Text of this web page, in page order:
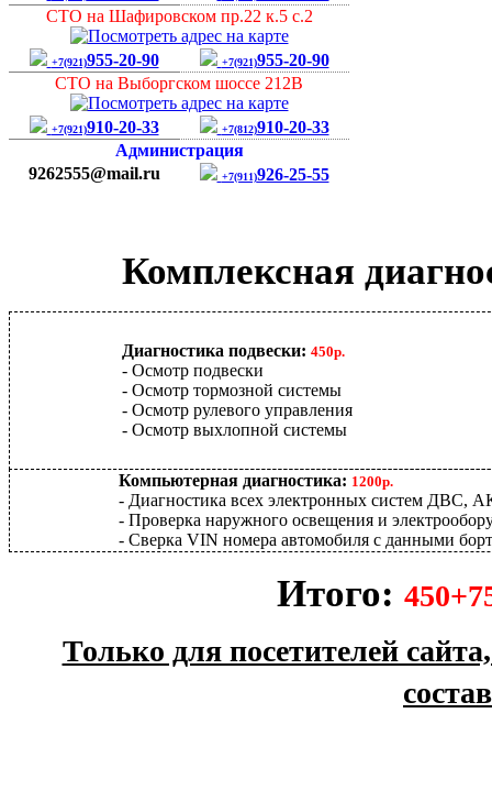
СТО на Шафировском пр.22 к.5 с.2
+7(921)955-20-90 +7(921)955-20-90
СТО на Выборгском шоссе 212В
+7(921)910-20-33 +7(812)910-20-33
Администрация
9262555@mail.ru
+7(911)926-25-55
Комплексная
Диагностика подвески: 450р.
- Осмотр подвески
- Осмотр тормозной системы
- Осмотр рулевого управления
- Осмотр выхлопной системы
Компьютерная диагностика: 1200р.
- Диагностика всех электронных систем ДВС,
- Проверка наружного освещения и
- Сверка VIN номера автомобиля с данными
Итого:
Только для посетителей